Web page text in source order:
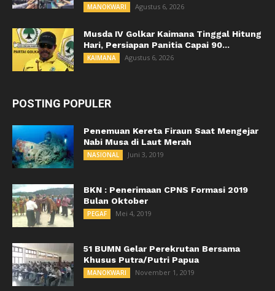
MANOKWARI Agustus 6, 2026
Musda IV Golkar Kaimana Tinggal Hitung
Hari, Persiapan Panitia Capai 90...
KAIMANA Agustus 6, 2026
POSTING POPULER
Penemuan Kereta Firaun Saat Mengejar
Nabi Musa di Laut Merah
NASIONAL Juni 3, 2019
BKN : Penerimaan CPNS Formasi 2019
Bulan Oktober
PEGAF Mei 4, 2019
51 BUMN Gelar Perekrutan Bersama
Khusus Putra/Putri Papua
MANOKWARI November 1, 2019